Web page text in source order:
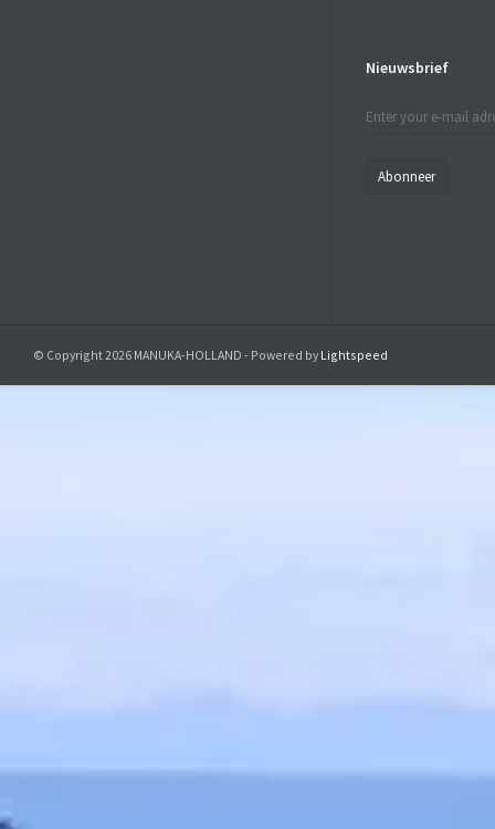
Nieuwsbrief
Abonneer
© Copyright 2026 MANUKA-HOLLAND - Powered by Lightspeed